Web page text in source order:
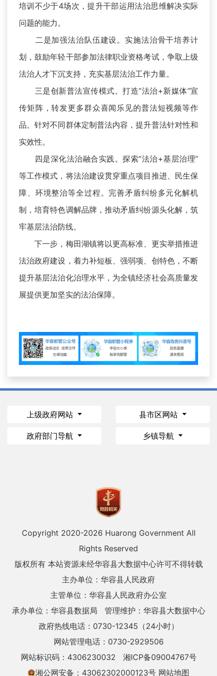
培训不少于4场次，提升干部运用法治思维解决实际
问题的能力。
二是加强法治队伍建设。实施法治骨干培养计
划，鼓励年轻干部参加法律职业资格考试，争取上级
法治人才下沉支持，充实基层法治工作力量。
三是创新普法宣传模式。打造“法治+新媒体”宣
传矩阵，转发更多群众喜闻乐见的普法短视频等作
品。针对不同群体定制普法内容，提升普法针对性和
实效性。
四是深化法治融合实践。探索“法治+基层治理”
等工作模式，将法治建设贯穿重点项目推进、民生保
障、环境整治等全过程。完善矛盾纠纷多元化解机
制，培育特色调解品牌，推动矛盾纠纷源头化解，筑
牢基层法治防线。
下一步，梅田湖镇将以更高标准、更实举措推进
法治政府建设，着力补短板、强弱项、创特色，不断
提升基层法治化治理水平，为全镇经济社会高质量发
展提供更加坚实的法治保障。
上级政府网站 县市区网站
政府部门导航 乡镇导航
Copyright 2020-2026 Huarong Government All
Rights Reserved
版权所有 本站资源未经华容县大数据中心许可不得转载
主办单位：华容县人民政府
主管单位：华容县人民政府办公室
承办单位：华容县数据局
管理维护：华容县大数据中心
政府热线电话：0730-12345（24小时）
网站管理电话：0730-2929506
网站标识码：4306230032
湘ICP备09004767号
湘公网安备：43062302000123号 网站地图